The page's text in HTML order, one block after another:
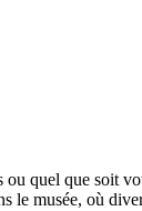
ou quel que soit
le musée, où